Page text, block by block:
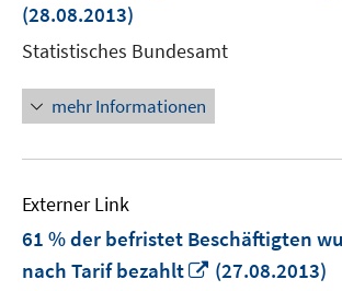
(28.08.2013)
Statistisches Bundesamt
mehr Informationen
Externer Link
61 % der befristet Beschäftigten
nach Tarif bezahlt
In
(27.08.2013)